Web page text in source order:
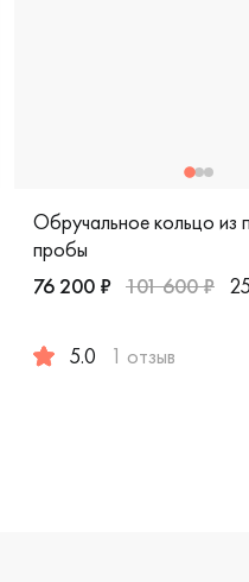
золото 585 пробы,
Обручальное кольцо из
пробы
76 200 ₽ 101 600 ₽
5.0 1 отзыв